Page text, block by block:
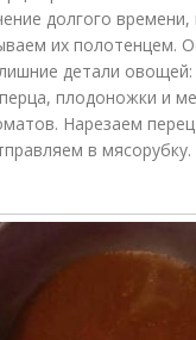
долгого времени,
их полотенцем.
детали овощей:
плодоножки и
Нарезаем
в